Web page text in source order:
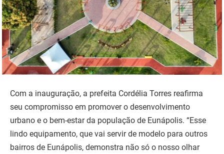
Com a inauguração, a prefeita Cordélia Torres reafirma
seu compromisso em promover o desenvolvimento
urbano e o bem-estar da população de Eunápolis. “Esse
lindo equipamento, que vai servir de modelo para outros
bairros de Eunápolis, demonstra não só o nosso olhar